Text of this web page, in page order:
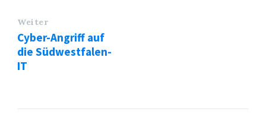
Weiter
Cyber-Angriff auf
die Südwestfalen-
IT